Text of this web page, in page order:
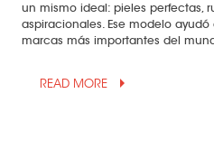
un mismo ideal: pieles perfectas,
aspiracionales. Ese modelo
marcas más importantes del
READ MORE arrow_drop_up